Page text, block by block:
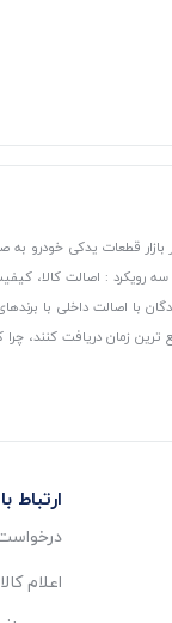
بازار قطعات یدکی خودرو
رویکرد : اصالت کالا،
با اصالت داخلی با
زمان دریافت کنند،
ارتباط
اعلام